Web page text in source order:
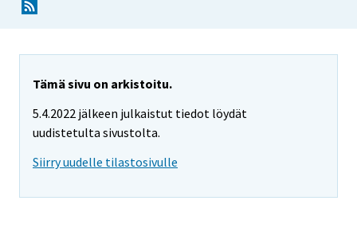
Tämä sivu on arkistoitu.
5.4.2022 jälkeen julkaistut tiedot löydät
uudistetulta sivustolta.
Siirry uudelle tilastosivulle